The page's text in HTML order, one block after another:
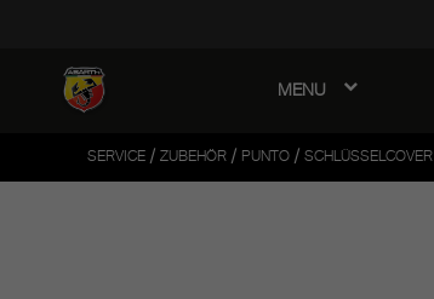
MENU
SERVICE / ZUBEHÖR / PUNTO / SCHLÜSSELCOVER